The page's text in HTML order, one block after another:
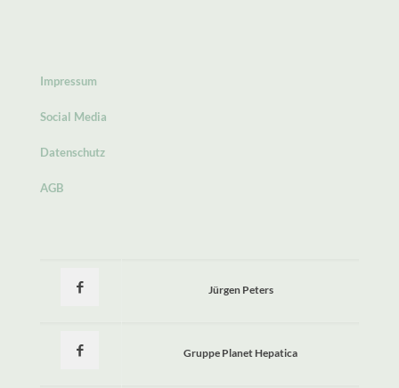
Impressum
Social Media
Datenschutz
AGB
Jürgen Peters
Gruppe Planet Hepatica